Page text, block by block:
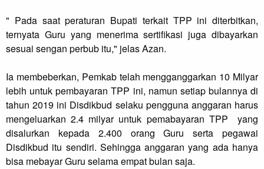
" Pada saat peraturan Bupati terkait TPP ini diterbitkan,
ternyata Guru yang menerima sertifikasi juga dibayarkan
sesuai sengan perbub itu," jelas Azan.
Ia membeberkan, Pemkab telah mengganggarkan 10 Milyar
lebih untuk pembayaran TPP ini, namun setiap bulannya di
tahun 2019 ini Disdikbud selaku pengguna anggaran harus
mengeluarkan 2.4 milyar untuk pemabayaran TPP yang
disalurkan kepada 2.400 orang Guru serta pegawai
Disdikbud itu sendiri. Sehingga anggaran yang ada hanya
bisa mebayar Guru selama empat bulan saja.